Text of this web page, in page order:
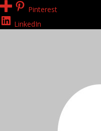
Pinterest
LinkedIn